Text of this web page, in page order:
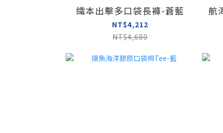
織本出擊多口袋長褲-蒼藍
NT$4,212
NT$4,680
航